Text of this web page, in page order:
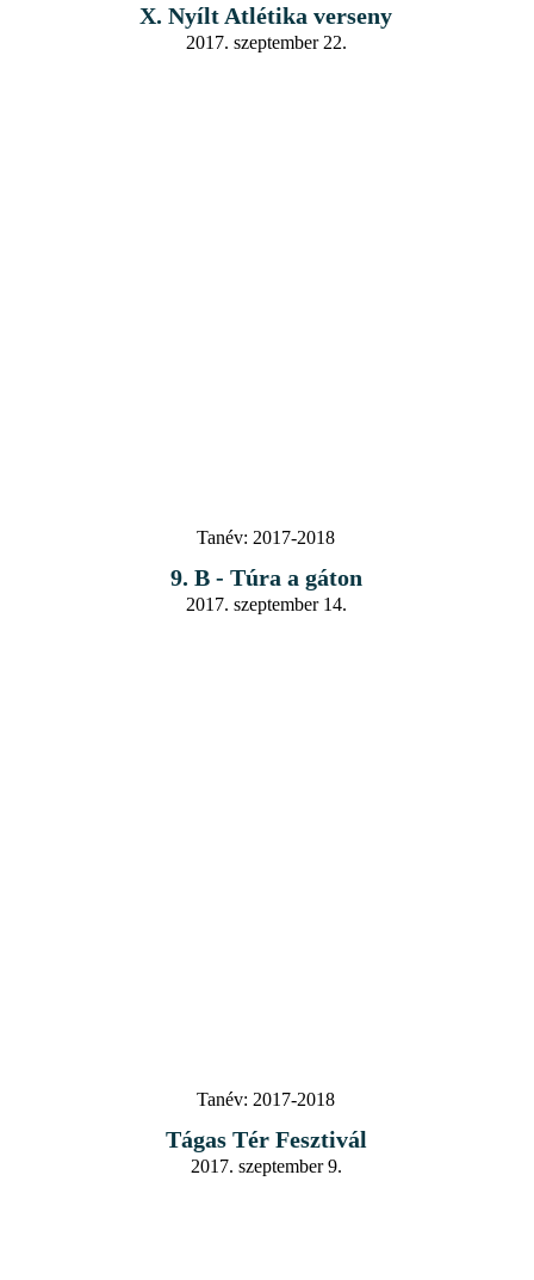
X. Nyílt Atlétika verseny
2017. szeptember 22.
Tanév: 2017-2018
9. B - Túra a gáton
2017. szeptember 14.
Tanév: 2017-2018
Tágas Tér Fesztivál
2017. szeptember 9.